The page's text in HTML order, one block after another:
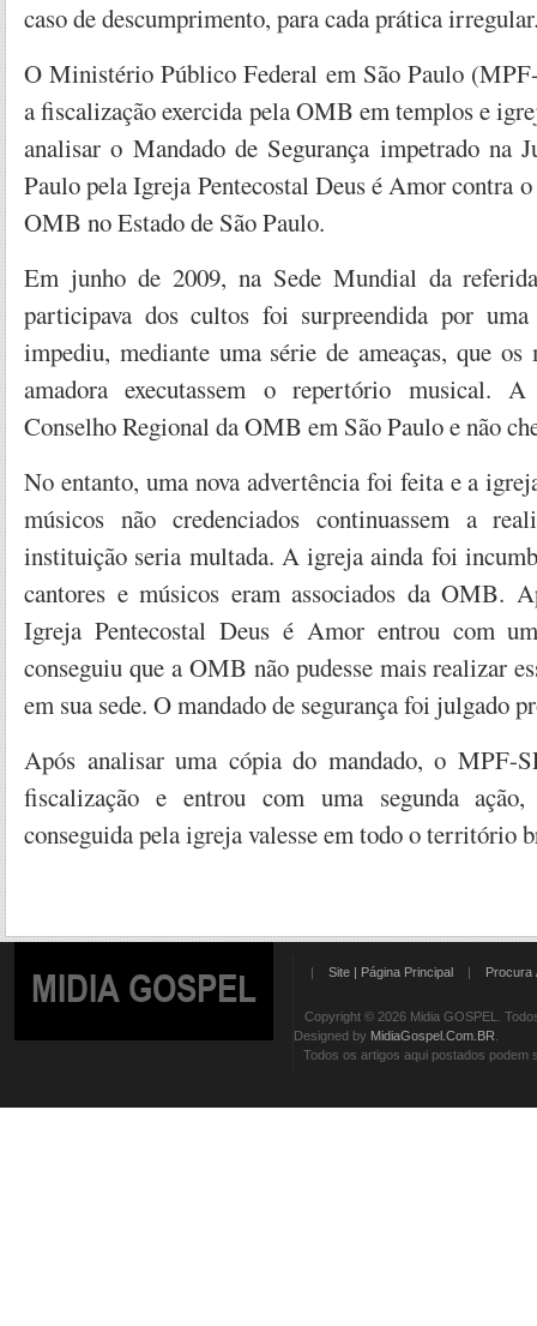
caso de descumprimento, para cada prática
O Ministério Público Federal em São Paulo
a fiscalização exercida pela OMB em templos e
analisar o Mandado de Segurança impetrado na
Paulo pela Igreja Pentecostal Deus é Amor contra
OMB no Estado de São Paulo.
Em junho de 2009, na Sede Mundial da
participava dos cultos foi surpreendida por
impediu, mediante uma série de ameaças, que os
amadora executassem o repertório musical.
Conselho Regional da OMB em São Paulo e não
No entanto, uma nova advertência foi feita e a
músicos não credenciados continuassem a
instituição seria multada. A igreja ainda foi
cantores e músicos eram associados da OMB.
Igreja Pentecostal Deus é Amor entrou com
conseguiu que a OMB não pudesse mais realizar
em sua sede. O mandado de segurança foi julgado
Após analisar uma cópia do mandado, o MPF-
fiscalização e entrou com uma segunda
conseguida pela igreja valesse em todo o território
MIDIA GOSPEL | Site | Página Principal | Procura
Copyright © 2026 Midia GOSPEL.
Designed by MidiaGospel.Com.BR
Todos os artigos aqui postados podem